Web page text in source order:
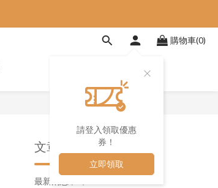
請登入領取優惠
券！
立即領取
購物車(0)
文章分類
最新消息